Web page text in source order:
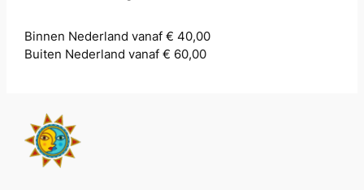
Binnen Nederland vanaf € 40,00
Buiten Nederland vanaf € 60,00